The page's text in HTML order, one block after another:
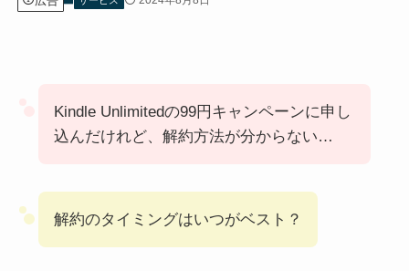
Kindle Unlimitedの99円キャンペーンに申し
込んだけれど、解約方法が分からない…
解約のタイミングはいつがベスト？